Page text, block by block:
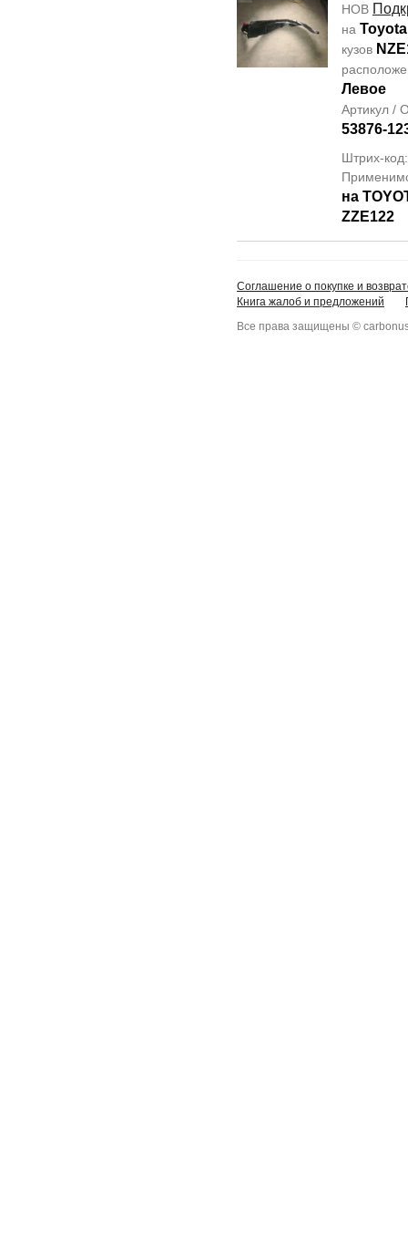
НОВ
на
кузов
Левое
Артикул /
53876-
Штрих-
на
ZZE122
Соглашение о покупке и
Книга жалоб и предложений
Все права защищены ©